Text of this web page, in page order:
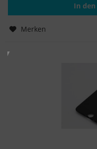
In den
Merken